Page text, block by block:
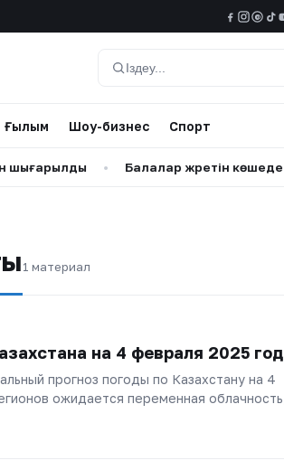
@
Іздеу
Ғылым Шоу-бизнес Спорт
• Балалар жүретін көшеде
1 материал
на 4 февраля 2025
прогноз погоды по Казахстану на 4
ожидается переменная